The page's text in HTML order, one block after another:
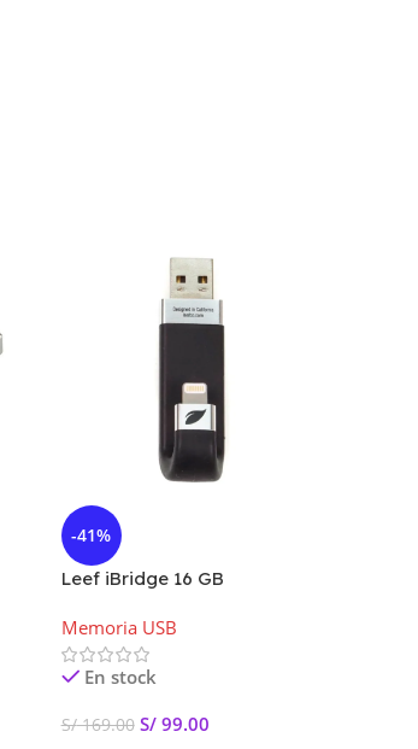
-41%
Leef iBridge 16 GB
Memoria USB
En stock
S/169.00 S/99.00